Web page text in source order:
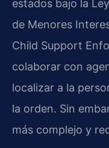
estados bajo la
de Menores
Child Support
colaborar con
localizar a la
la orden. Sin
más complejo y